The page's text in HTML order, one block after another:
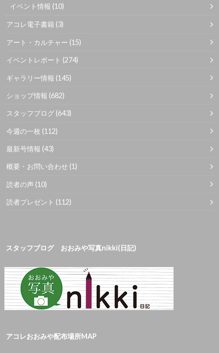
イベント情報 (10)
アコレ電子書籍 (3)
アート・カルチャー (15)
イベントレポート (274)
ギャラリー情報 (145)
ショップ情報 (682)
スタッフブログ (643)
今週の一枚 (112)
最新号情報 (43)
概要・お問い合わせ (1)
読者の声 (10)
読者プレゼント (112)
スタッフブログ おおみや写真nikki(日記)
アコレおおみや配布場所MAP